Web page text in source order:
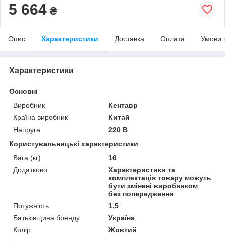
5 664 ₴
Опис Характеристики Доставка Оплата Умови
Характеристики
Основні
Виробник
Кентавр
Країна виробник
Китай
Напруга
220 В
Користувальницькі характеристики
Вага (кг)
16
Додатково
Характеристики та
комплектація товару можуть
бути змінені виробником
без попередження
Потужність
1,5
Батьківщина бренду
Україна
Колір
Жовтий